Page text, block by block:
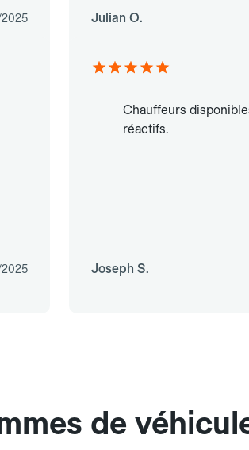
2025 Julian O.
Chauffeurs
réactifs.
Joseph S.
de